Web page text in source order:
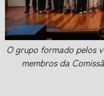
O grupo formado pelos
membros da